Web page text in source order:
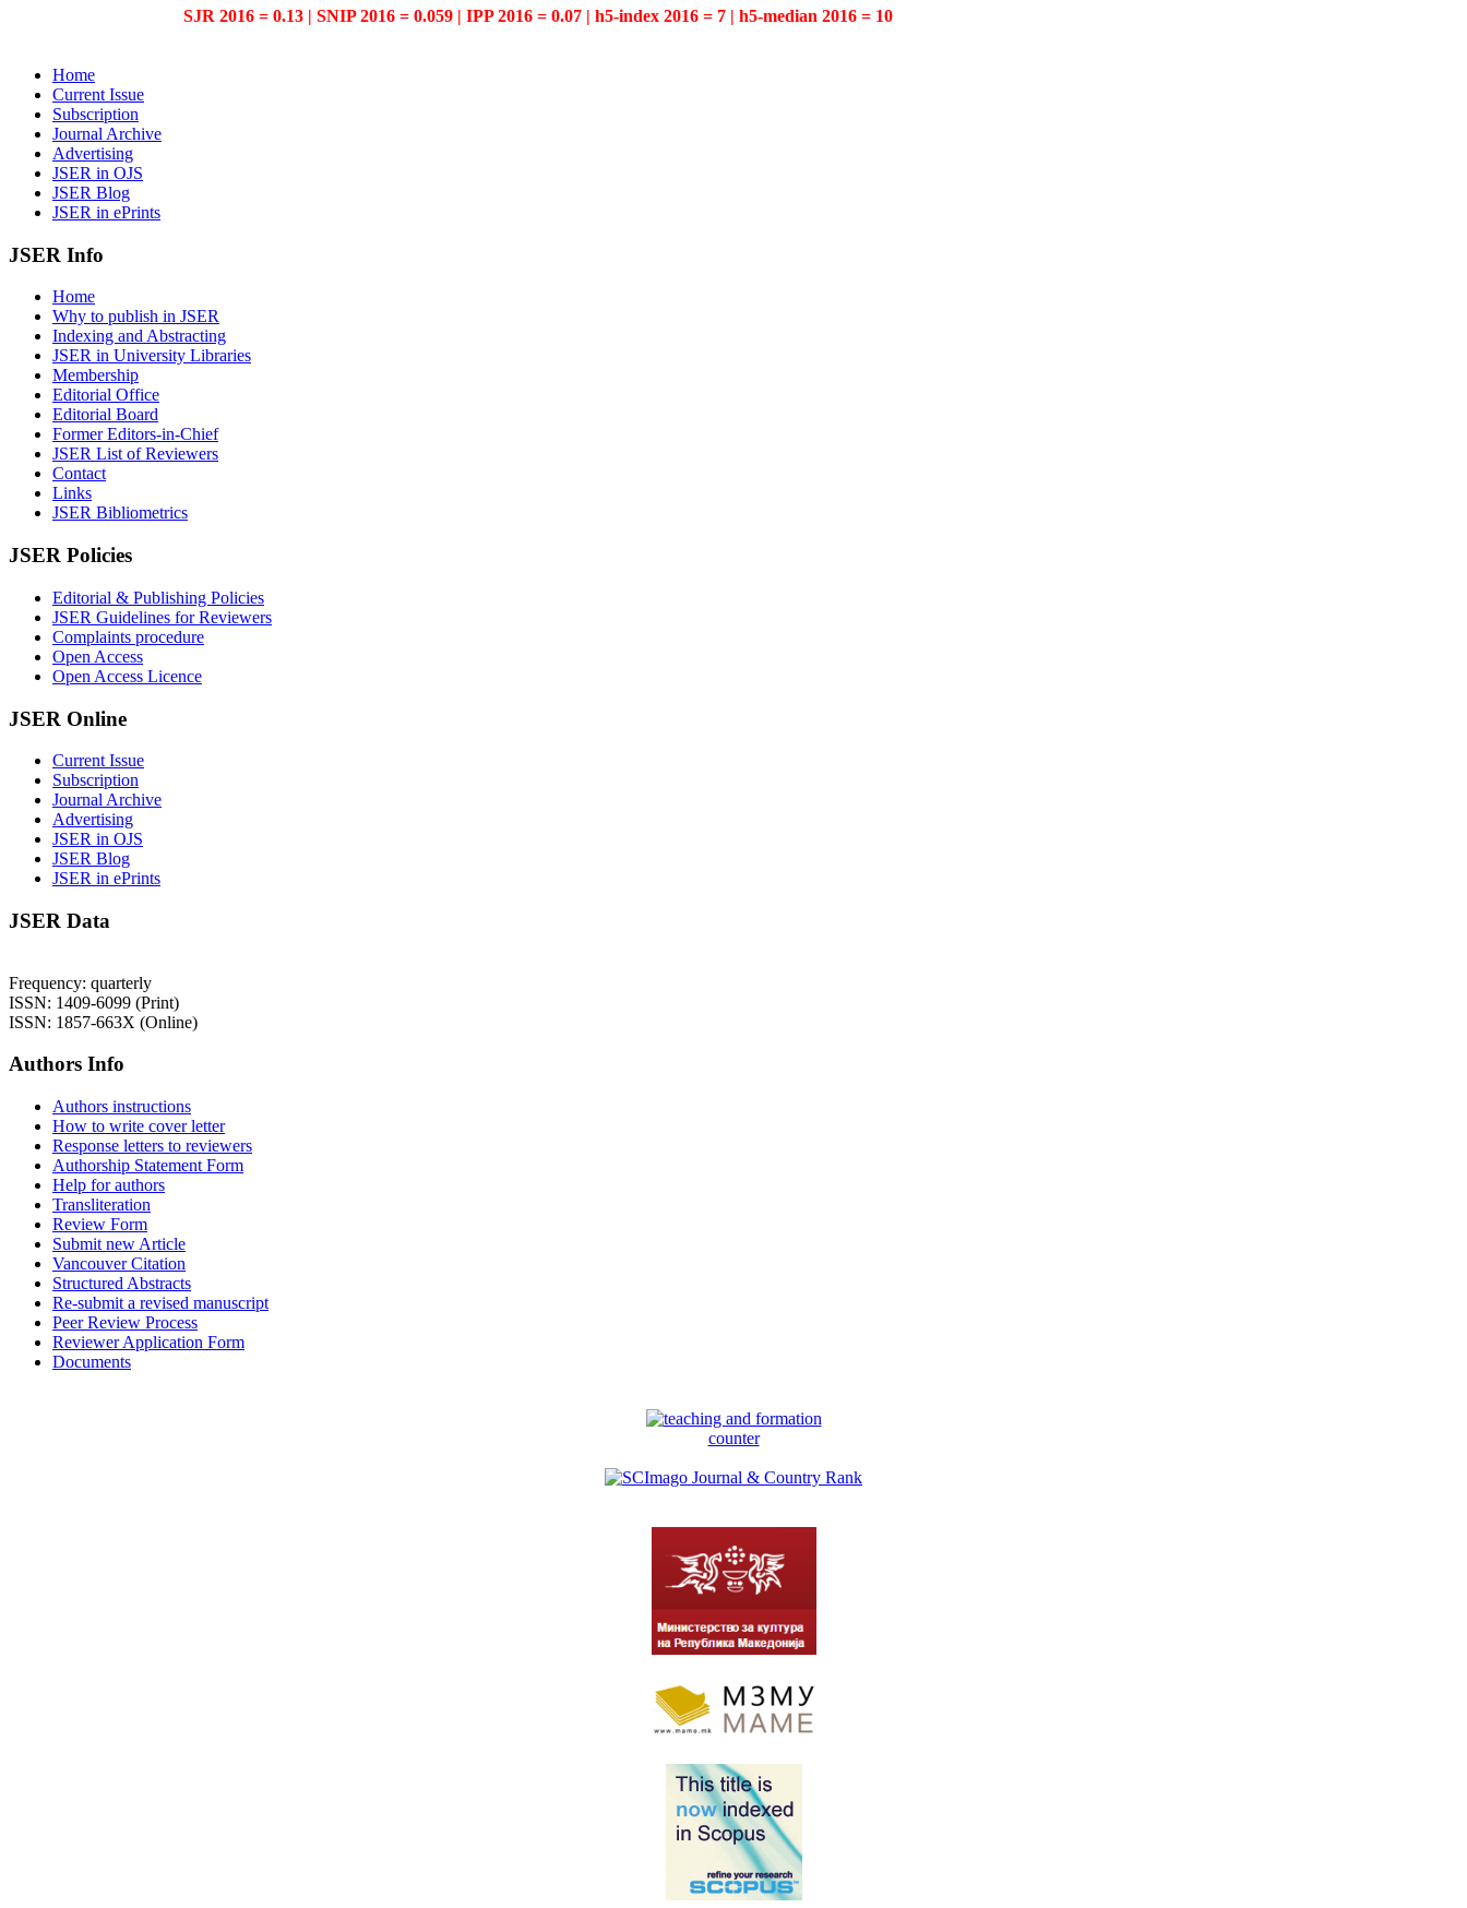
SJR 2016 = 0.13 | SNIP 2016 = 0.059 | IPP 2016 = 0.07 | h5-index 2016 = 7 | h5-median 2016 = 10
Home
Current Issue
Subscription
Journal Archive
Advertising
JSER in OJS
JSER Blog
JSER in ePrints
JSER Info
Home
Why to publish in JSER
Indexing and Abstracting
JSER in University Libraries
Membership
Editorial Office
Editorial Board
Former Editors-in-Chief
JSER List of Reviewers
Contact
Links
JSER Bibliometrics
JSER Policies
Editorial & Publishing Policies
JSER Guidelines for Reviewers
Complaints procedure
Open Access
Open Access Licence
JSER Online
Current Issue
Subscription
Journal Archive
Advertising
JSER in OJS
JSER Blog
JSER in ePrints
JSER Data
Frequency: quarterly
ISSN: 1409-6099 (Print)
ISSN: 1857-663X (Online)
Authors Info
Authors instructions
How to write cover letter
Response letters to reviewers
Authorship Statement Form
Help for authors
Transliteration
Review Form
Submit new Article
Vancouver Citation
Structured Abstracts
Re-submit a revised manuscript
Peer Review Process
Reviewer Application Form
Documents
counter